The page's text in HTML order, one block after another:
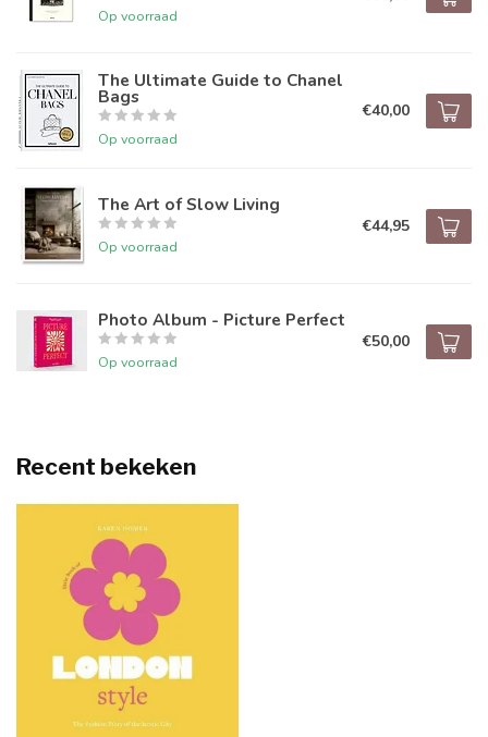
Op voorraad
The Ultimate Guide to Chanel
Bags
Op voorraad
€40,00
The Art of Slow Living
Op voorraad
€44,95
Photo Album - Picture Perfect
Op voorraad
€50,00
Recent bekeken